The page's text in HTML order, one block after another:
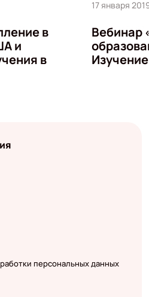
в
и
в
17 января
Вебинар
персональных данных